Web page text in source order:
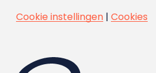
Cookie instellingen| Cookies